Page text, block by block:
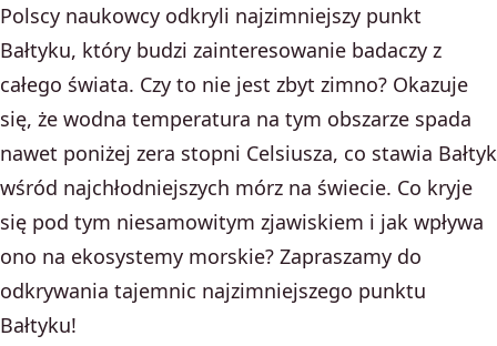
Polscy naukowcy odkryli najzimniejszy punkt
Bałtyku, który budzi zainteresowanie badaczy z
całego świata. Czy to nie jest zbyt zimno? Okazuje
się, że wodna temperatura na tym obszarze spada
nawet poniżej zera stopni Celsiusza, co stawia Bałtyk
wśród najchłodniejszych mórz na świecie. Co kryje
się pod tym niesamowitym zjawiskiem i jak wpływa
ono na ekosystemy morskie? Zapraszamy do
odkrywania tajemnic najzimniejszego punktu
Bałtyku!